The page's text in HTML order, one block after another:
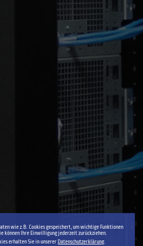
wie z.B. Cookies gespeichert, um wichtige Funktionen
können Ihre Einwilligung jederzeit zurückziehen.
erhalten Sie in unsererDatenschutzerklärung.